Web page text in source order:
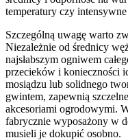
temperatury czy intensywne
Szczególną uwagę warto
Niezależnie od średnicy
najsłabszym ogniwem
przecieków i konieczności
mosiądzu lub solidnego
gwintem, zapewnią
akcesoriami ogrodowymi.
fabrycznie wyposażony w
musieli je dokupić osobno.